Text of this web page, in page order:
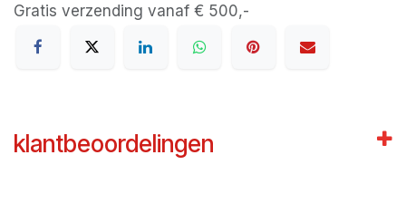
Gratis verzending vanaf € 500,-
klantbeoordelingen